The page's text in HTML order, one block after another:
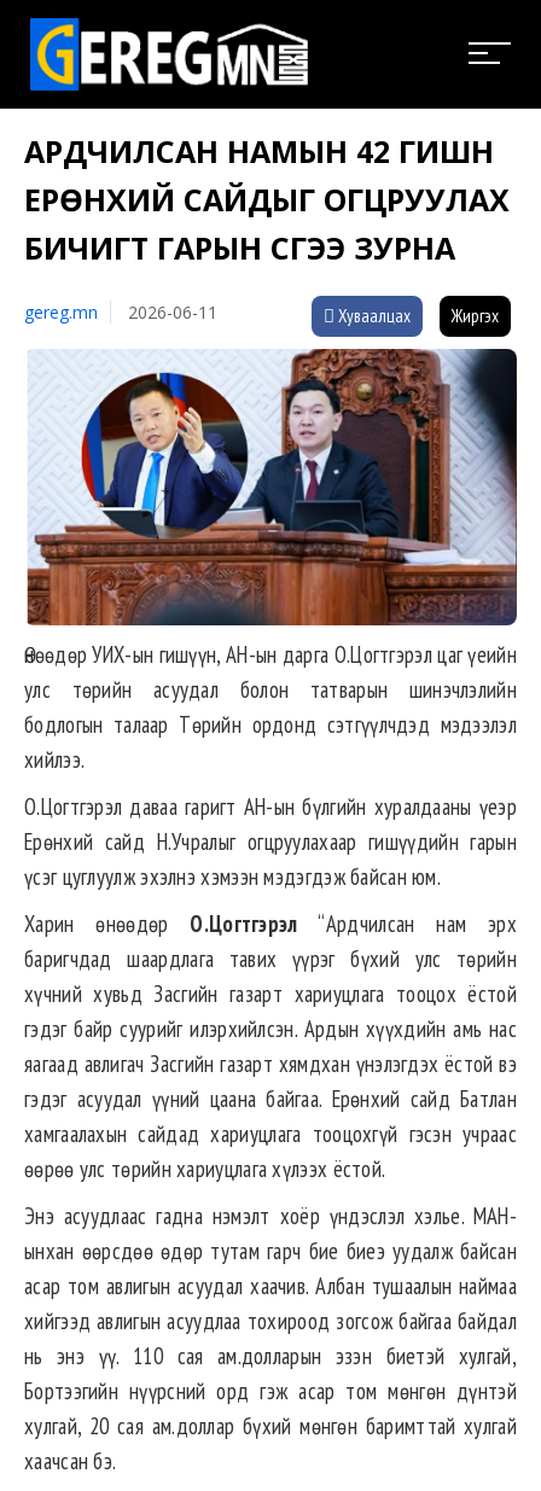
АРДЧИЛСАН НАМЫН 42 ГИШҮҮН
ЕРӨНХИЙ САЙДЫГ ОГЦРУУЛАХ
БИЧИГТ ГАРЫН ҮСГЭЭ ЗУРНА
gereg.mn 2026-06-11 Хуваалцах Жиргэх
Өнөөдөр УИХ-ын гишүүн, АН-ын дарга О.Цогтгэрэл цаг үеийн
улс төрийн асуудал болон татварын шинэчлэлийн
бодлогын талаар Төрийн ордонд сэтгүүлчдэд мэдээлэл
хийлээ.
О.Цогтгэрэл даваа гаригт АН-ын бүлгийн хуралдааны үеэр
Ерөнхий сайд Н.Учралыг огцруулахаар гишүүдийн гарын
үсэг цуглуулж эхэлнэ хэмээн мэдэгдэж байсан юм.
Харин өнөөдөр О.Цогтгэрэл “Ардчилсан нам эрх
баригчдад шаардлага тавих үүрэг бүхий улс төрийн
хүчний хувьд Засгийн газарт хариуцлага тооцох ёстой
гэдэг байр суурийг илэрхийлсэн. Ардын хүүхдийн амь нас
яагаад авлигач Засгийн газарт хямдхан үнэлэгдэх ёстой вэ
гэдэг асуудал үүний цаана байгаа. Ерөнхий сайд Батлан
хамгаалахын сайдад хариуцлага тооцохгүй гэсэн учраас
өөрөө улс төрийн хариуцлага хүлээх ёстой.
Энэ асуудлаас гадна нэмэлт хоёр үндэслэл хэлье. МАН-
ынхан өөрсдөө өдөр тутам гарч бие биеэ уудалж байсан
асар том авлигын асуудал хаачив. Албан тушаалын наймаа
хийгээд авлигын асуудлаа тохироод зогсож байгаа байдал
нь энэ үү. 110 сая ам.долларын эзэн биетэй хулгай,
Бортээгийн нүүрсний орд гэж асар том мөнгөн дүнтэй
хулгай, 20 сая ам.доллар бүхий мөнгөн баримттай хулгай
хаачсан бэ.